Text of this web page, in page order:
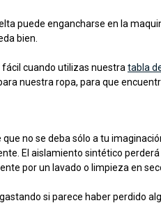
puede engancharse en la
bien.
cuando utilizas nuestra tabla
nuestra ropa, para que
no se deba sólo a tu
El aislamiento sintético
por un lavado o limpieza en
si parece haber perdido